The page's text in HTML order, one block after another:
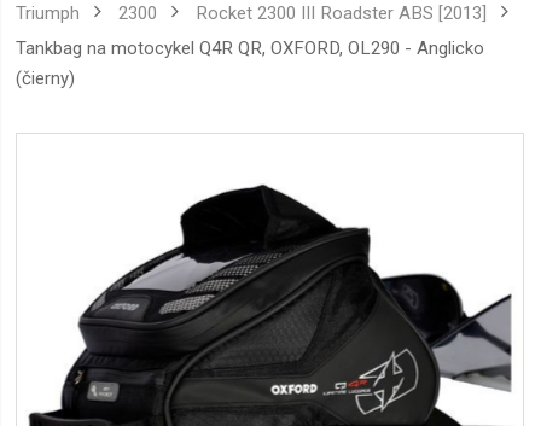
Triumph
2300
Rocket 2300 III Roadster ABS [2013]
Tankbag na motocykel Q4R QR, OXFORD, OL290 - Anglicko
(čierny)